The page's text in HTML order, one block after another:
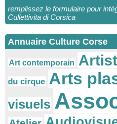
remplissez le formulaire pour
Cullettivita di Corsica
Annuaire Culture Corse
Art contemporain
du cirque Arts
visuels